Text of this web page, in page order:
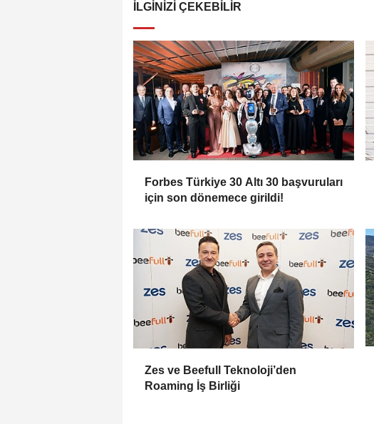
İLGINIZI ÇEKEBILIR
Forbes Türkiye 30 Altı 30 başvuruları
için son dönemece girildi!
Zes ve Beefull Teknoloji’den
Roaming İş Birliği